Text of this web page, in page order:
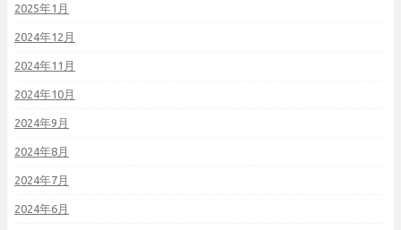
2025年1月
2024年12月
2024年11月
2024年10月
2024年9月
2024年8月
2024年7月
2024年6月